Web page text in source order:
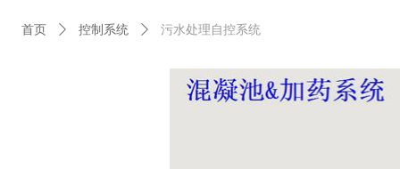
首页 ꄲ 控制系统 ꄲ 污水处理自控系统